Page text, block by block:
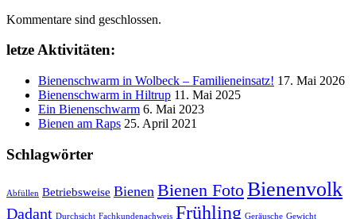
Kommentare sind geschlossen.
letze Aktivitäten:
Bienenschwarm in Wolbeck – Familieneinsatz! 17. Mai 2026
Bienenschwarm in Hiltrup 11. Mai 2025
Ein Bienenschwarm 6. Mai 2023
Bienen am Raps 25. April 2021
Schlagwörter
Abfüllen Betriebsweise Bienen Bienen FotoBienenvolk
Dadant Durchsicht Fachkundenachweis Frühling Geräusche Gewicht